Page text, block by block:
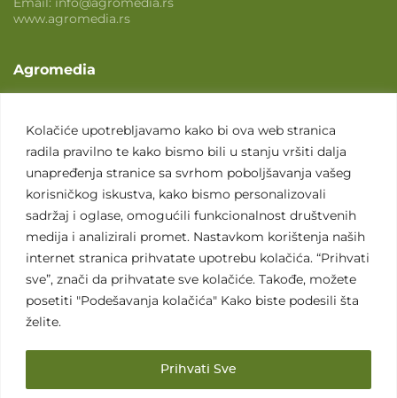
Kolačiće upotrebljavamo kako bi ova web stranica
radila pravilno te kako bismo bili u stanju vršiti dalja
unapređenja stranice sa svrhom poboljšavanja vašeg
korisničkog iskustva, kako bismo personalizovali
sadržaj i oglase, omogućili funkcionalnost društvenih
medija i analizirali promet. Nastavkom korištenja naših
internet stranica prihvatate upotrebu kolačića. “Prihvati
sve”, znači da prihvatate sve kolačiće. Takođe, možete
posetiti "Podešavanja kolačića" Kako biste podesili šta
želite.
Prihvati Sve
www.agromedia.rs
Agromedia
Svet poljoprivrede
Marketing usluge
Tražimo saradnike
Kontakt
Kontakt